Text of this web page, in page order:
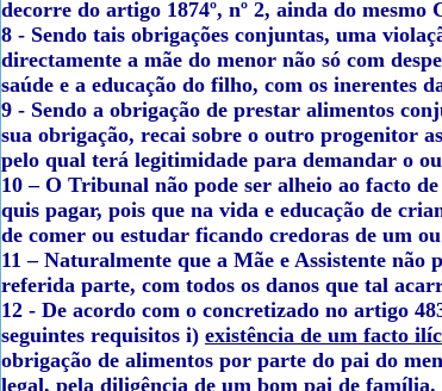
decorre do artigo 1874º, nº 2, ainda do mesmo
8 - Sendo tais obrigações conjuntas, uma
directamente a mãe do menor não só com
saúde e a educação do filho, com os inerentes
9 - Sendo a obrigação de prestar alimentos
sua obrigação, recai sobre o outro progenitor
pelo qual terá legitimidade para demandar o
10 – O Tribunal não pode ser alheio ao facto
quis pagar, pois que na vida e educação de
de comer ou estudar ficando credoras de um
11 – Naturalmente que a Mãe e Assistente
referida parte, com todos os danos que tal
12 - De acordo com o concretizado no artigo
seguintes requisitos i) existência de um facto
obrigação de alimentos por parte do pai do
legal, pela diligência de um bom pai de